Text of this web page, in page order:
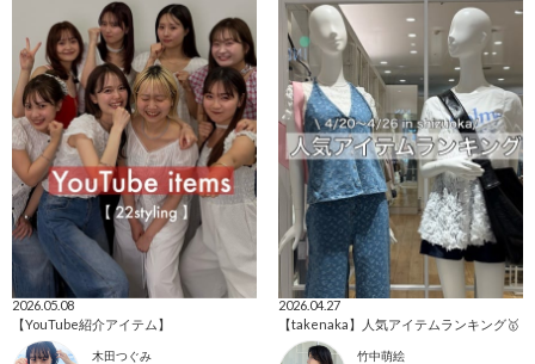
2026.05.08
【YouTube紹介アイテム】
木田つぐみ
2026.04.27
【takenaka】人気アイテムランキング🥇
竹中萌絵